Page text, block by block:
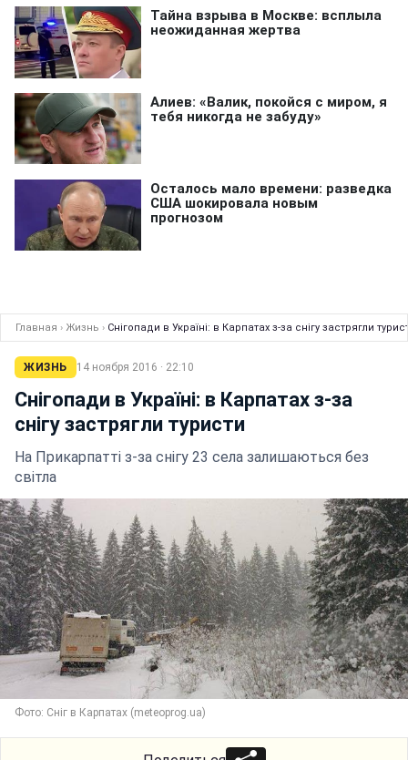
Главная › Жизнь › Снігопади в Україні: в Карпатах з-за снігу застрягли
ЖИЗНЬ 14 ноября 2016 · 22:10
Снігопади в Україні: в Карпатах з-за
снігу застрягли туристи
На Прикарпатті з-за снігу 23 села залишаються без
світла
Фото: Сніг в Карпатах (meteoprog.ua)